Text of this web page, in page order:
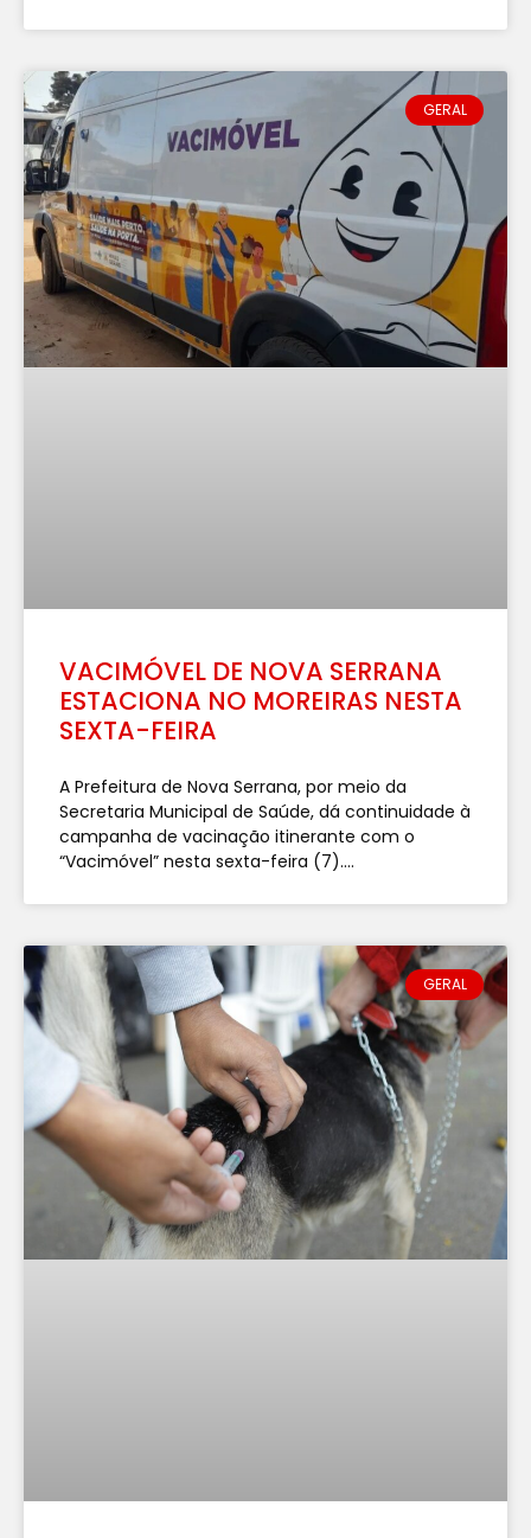
GERAL
VACIMÓVEL DE NOVA SERRANA
ESTACIONA NO MOREIRAS NESTA
SEXTA-FEIRA
A Prefeitura de Nova Serrana, por meio da
Secretaria Municipal de Saúde, dá continuidade à
campanha de vacinação itinerante com o
“Vacimóvel” nesta sexta-feira (7)....
GERAL